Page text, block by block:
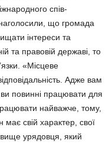
спів­
що громада
інтереси та
та правовій державі, то
«Місцеве
Адже вам
повинні пра­­цювати для
най­важ­че, тому,
свій харак­тер, свої
урядовця, який